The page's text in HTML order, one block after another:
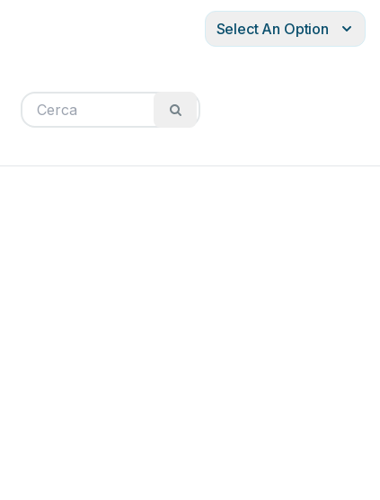
Select An Option